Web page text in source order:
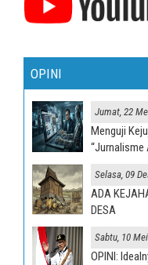
OPINI
Jumat, 22
Menguji
“Jurnalisme
Selasa, 09
ADA
DESA
Sabtu, 10
OPINI: